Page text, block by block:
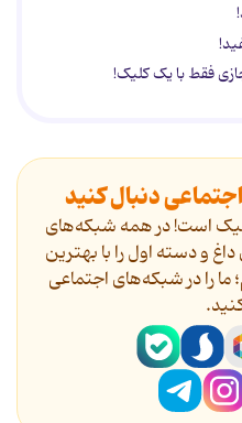
فقط با یک کلیک!
دنبال کنید
است! در همه شبکه‌های
و دسته اول را با بهترین
ما را در شبکه‌های اجتماعی